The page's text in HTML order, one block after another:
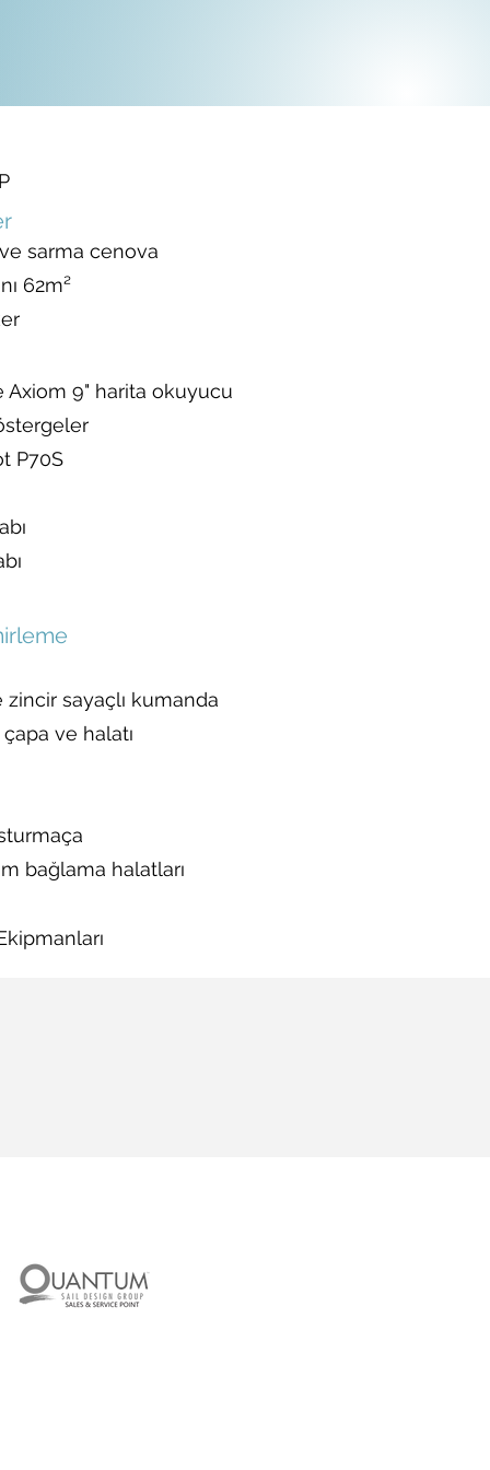
sarma cenova
62m²
9" harita okuyucu
P70S
sayaçlı kumanda
ve halatı
bağlama halatları